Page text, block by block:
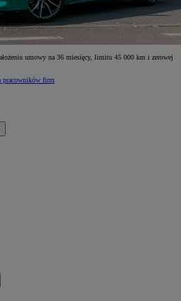
umowy na 36 miesięcy, limitu 45 000 km i zerowej
pracowników firm